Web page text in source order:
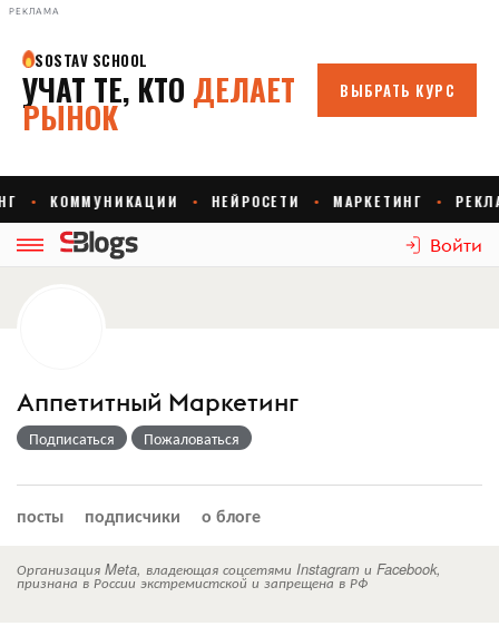
РЕКЛАМА
Войти
Аппетитный Маркетинг
Подписаться Пожаловаться
посты подписчики о блоге
Организация Meta, владеющая соцсетями Instagram и Facebook,
признана в России экстремистской и запрещена в РФ